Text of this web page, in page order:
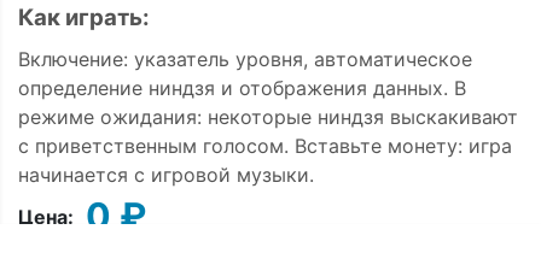
Как играть:
Включение: указатель уровня, автоматическое
определение ниндзя и отображения данных. В
режиме ожидания: некоторые ниндзя выскакивают
с приветственным голосом. Вставьте монету: игра
начинается с игровой музыки.
Цена: 0 ₽